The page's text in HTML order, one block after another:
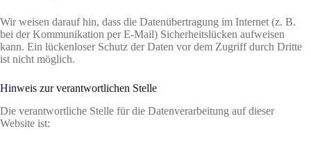
Wir weisen darauf hin, dass die Datenübertragung im Internet (z. B.
bei der Kommunikation per E-Mail) Sicherheitslücken aufweisen
kann. Ein lückenloser Schutz der Daten vor dem Zugriff durch Dritte
ist nicht möglich.
Hinweis zur verantwortlichen Stelle
Die verantwortliche Stelle für die Datenverarbeitung auf dieser
Website ist: